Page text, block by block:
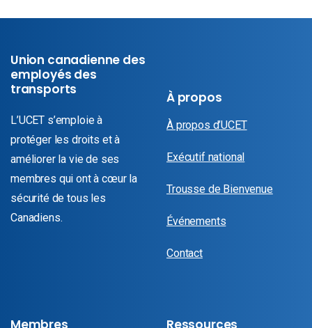
Union canadienne des
employés des
transports
L’UCET s’emploie à
protéger les droits et à
améliorer la vie de ses
membres qui ont à cœur la
sécurité de tous les
Canadiens.
À propos
À propos d’UCET
Exécutif national
Trousse de Bienvenue
Événements
Contact
Membres Ressources